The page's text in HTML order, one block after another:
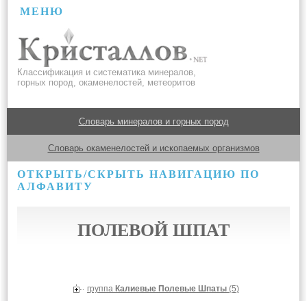
МЕНЮ
Классификация и систематика минералов,
горных пород, окаменелостей, метеоритов
Словарь минералов и горных пород
Словарь окаменелостей и ископаемых организмов
ОТКРЫТЬ/СКРЫТЬ НАВИГАЦИЮ ПО
АЛФАВИТУ
ПОЛЕВОЙ ШПАТ
группа Калиевые Полевые Шпаты (5)